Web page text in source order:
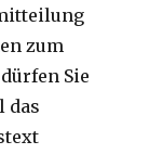
zum
Sie
das